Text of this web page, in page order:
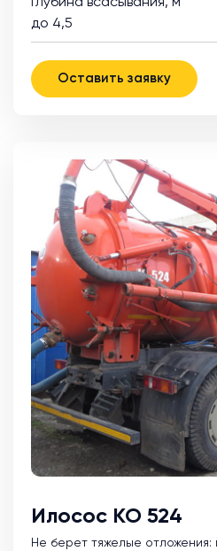
до 4,5
Оставить заявку
Илосос КО 524
Не берет тяжелые отложения: